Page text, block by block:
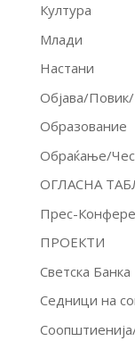
Култура
Млади
Настани
Објава/
Образование
Обраќање/
ОГЛАСНА
Прес-
ПРОЕКТИ
Светска Банка
Седници на